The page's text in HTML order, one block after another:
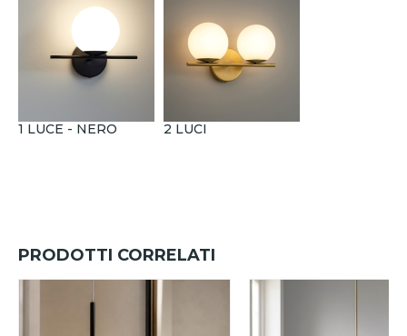
1 LUCE - NERO 2 LUCI
PRODOTTI CORRELATI